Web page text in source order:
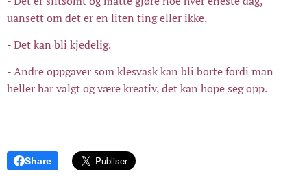
uansett om det er en liten ting eller ikke.
- Det kan bli kjedelig.
- Andre oppgaver som klesvask kan bli borte fordi man
heller har valgt og være kreativ, det kan hope seg opp.
Share